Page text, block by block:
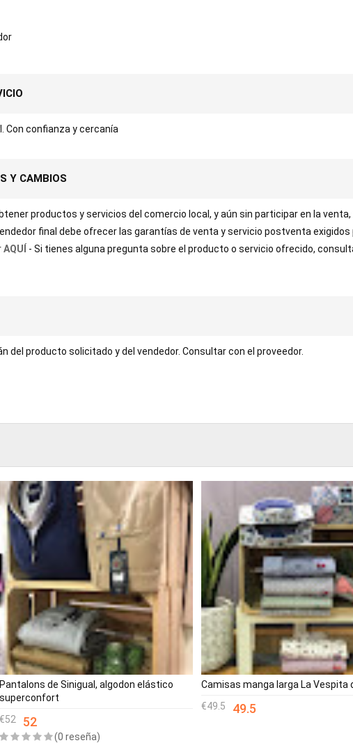
Con confianza y cercanía
Y CAMBIOS
productos y servicios del comercio local, y aún sin participar en la
final debe ofrecer las garantías de venta y servicio postventa
AQUÍ - Si tienes alguna pregunta sobre el producto o servicio ofrecido,
del producto solicitado y del vendedor. Consultar con el proveedor.
Pantalons de Sinigual, algodon elástico
superconfort
52
52
(0 reseña)
Camisas manga larga La Vespita
49.5
49.5
BOOKI
NG